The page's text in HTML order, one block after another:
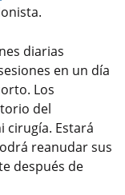
diarias
en un día
Los
del
cirugía. Estará
reanudar sus
después de